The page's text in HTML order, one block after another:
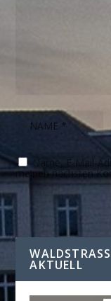
Name, E-Mail-
meinen nächsten
KTUELL